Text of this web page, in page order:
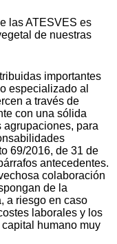
las ATESVES es
de nuestras
importantes
especializado al
a través de
con una sólida
para
69/2016, de 31 de
antecedentes.
colaboración
de la
a riesgo en caso
laborales y los
humano muy